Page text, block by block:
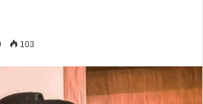
103